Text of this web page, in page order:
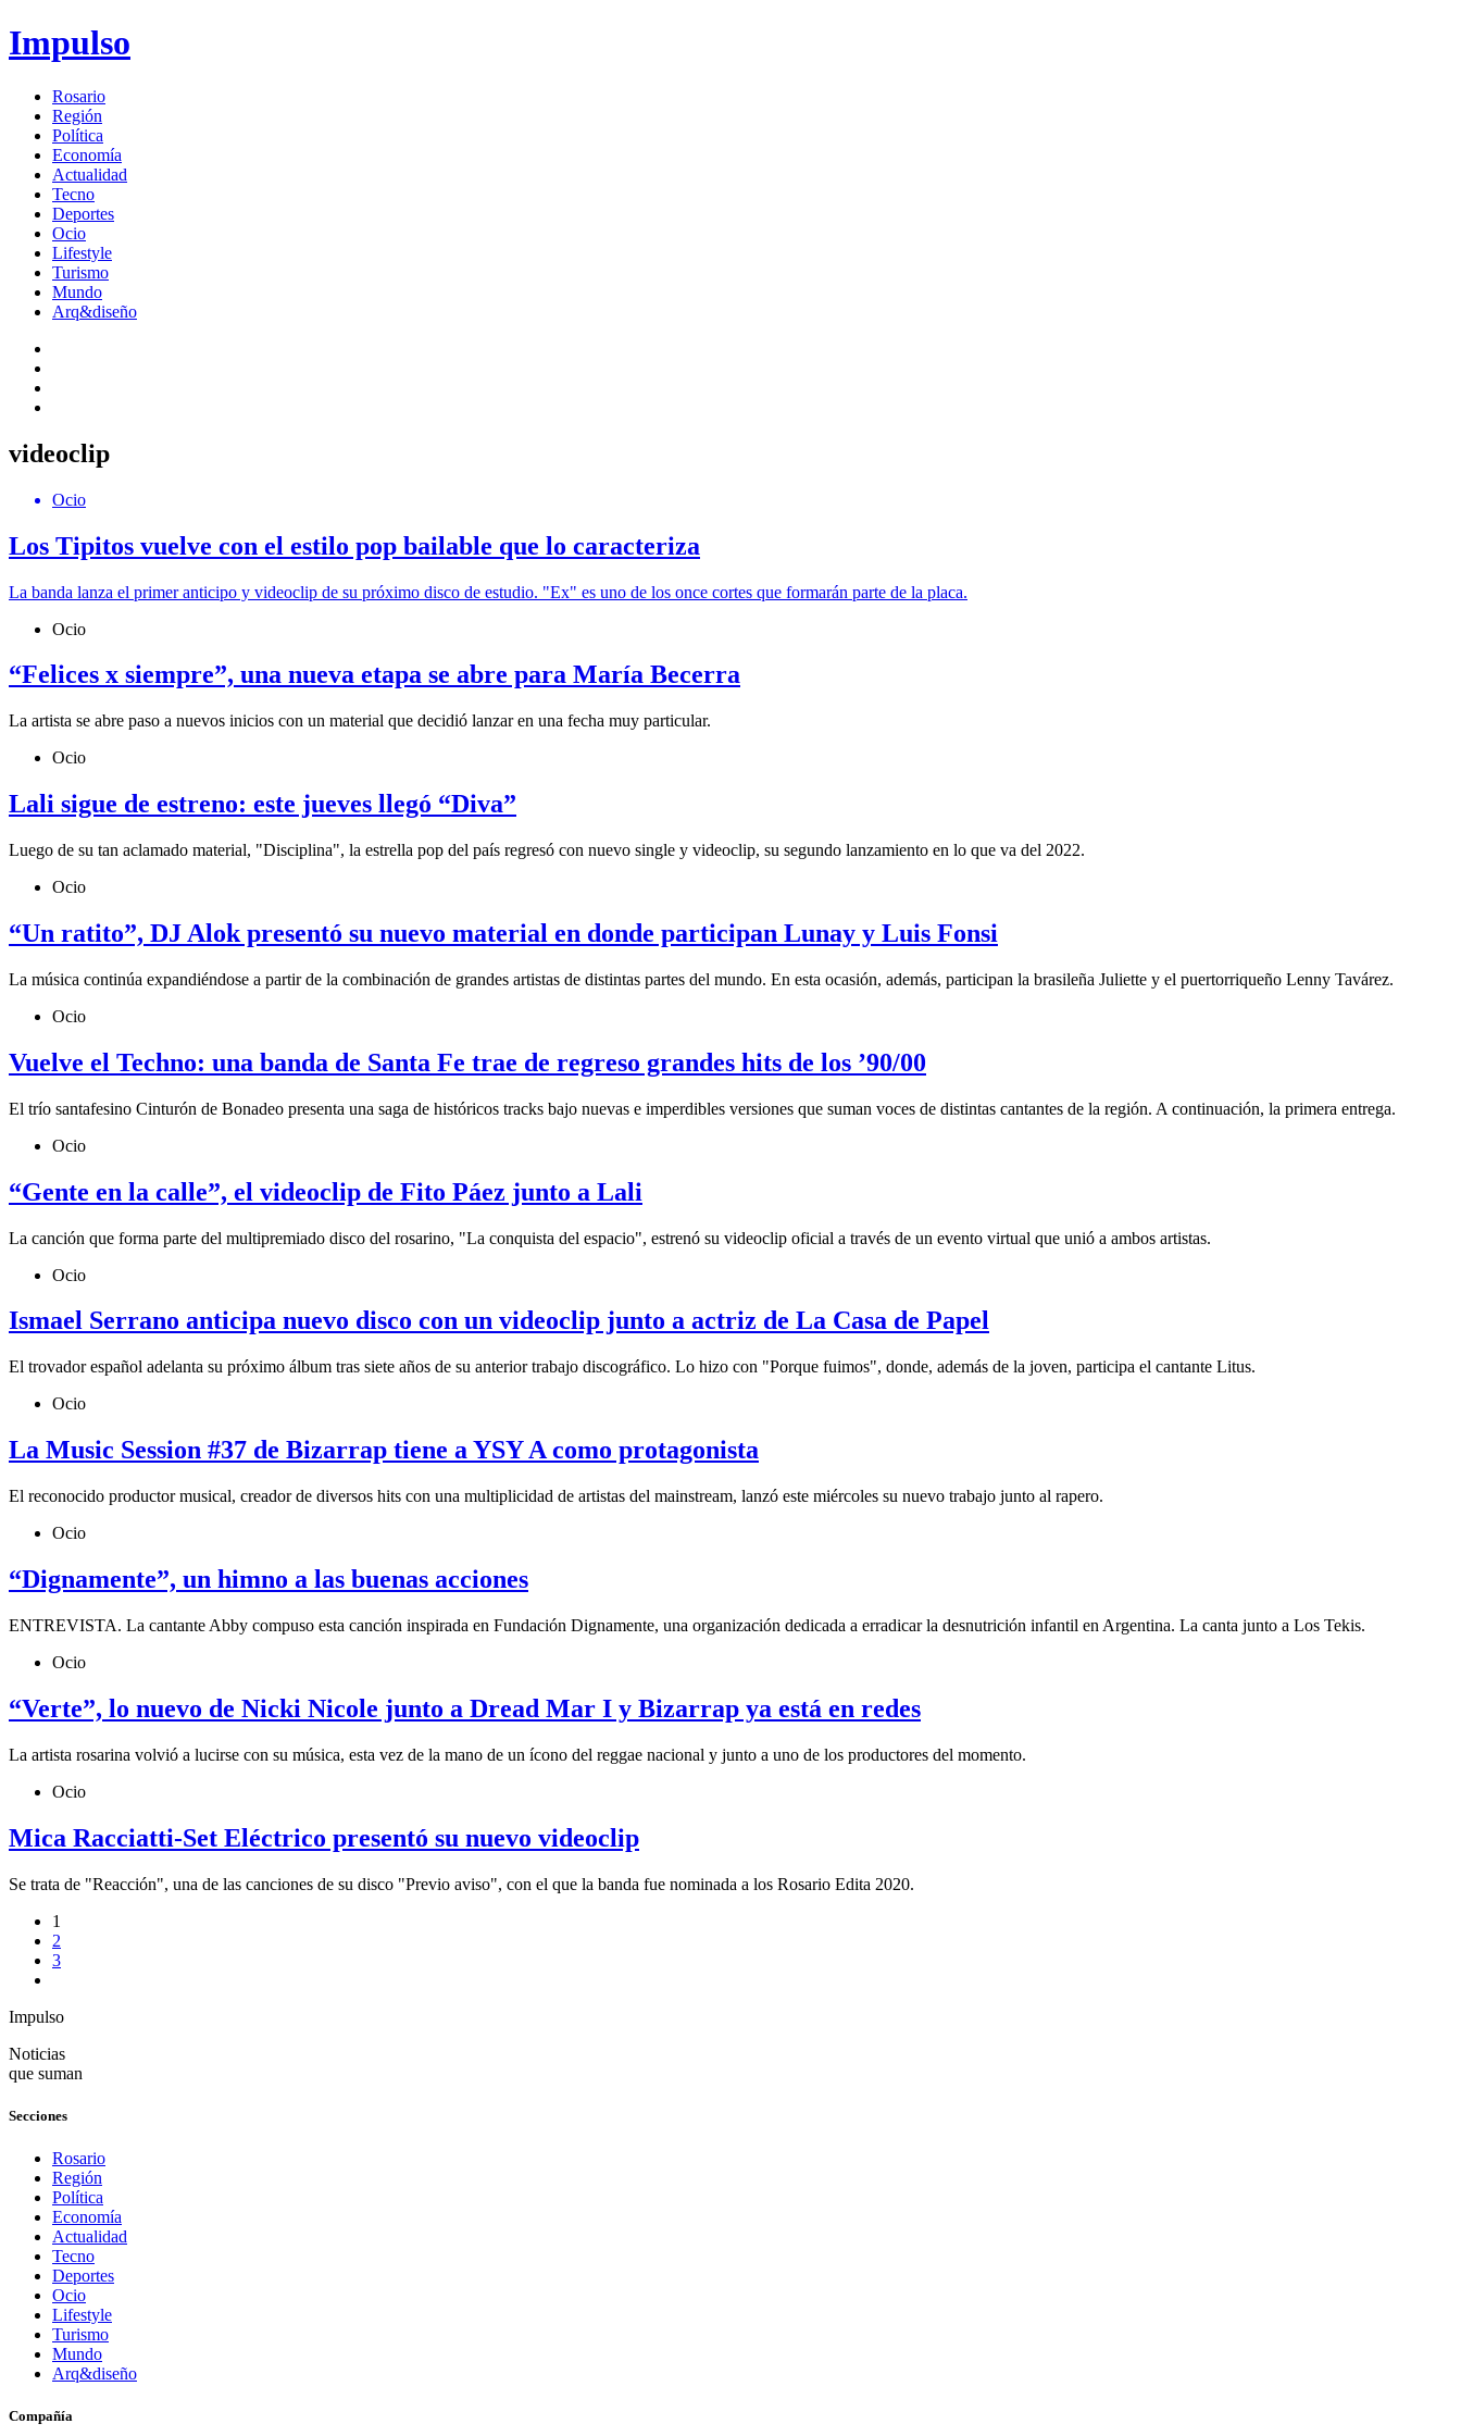
Impulso
Rosario
Región
Política
Economía
Actualidad
Tecno
Deportes
Ocio
Lifestyle
Turismo
Mundo
Arq&diseño
videoclip
Ocio
Los Tipitos vuelve con el estilo pop bailable que lo caracteriza
La banda lanza el primer anticipo y videoclip de su próximo disco de estudio. "Ex" es uno de los once cortes que formarán parte de la placa.
Ocio
“Felices x siempre”, una nueva etapa se abre para María Becerra
La artista se abre paso a nuevos inicios con un material que decidió lanzar en una fecha muy particular.
Ocio
Lali sigue de estreno: este jueves llegó “Diva”
Luego de su tan aclamado material, "Disciplina", la estrella pop del país regresó con nuevo single y videoclip, su segundo lanzamiento en lo que va del 2022.
Ocio
“Un ratito”, DJ Alok presentó su nuevo material en donde participan Lunay y Luis Fonsi
La música continúa expandiéndose a partir de la combinación de grandes artistas de distintas partes del mundo. En esta ocasión, además, participan la brasileña Juliette y el puertorriqueño Lenny Tavárez.
Ocio
Vuelve el Techno: una banda de Santa Fe trae de regreso grandes hits de los ’90/00
El trío santafesino Cinturón de Bonadeo presenta una saga de históricos tracks bajo nuevas e imperdibles versiones que suman voces de distintas cantantes de la región. A continuación, la primera entrega.
Ocio
“Gente en la calle”, el videoclip de Fito Páez junto a Lali
La canción que forma parte del multipremiado disco del rosarino, "La conquista del espacio", estrenó su videoclip oficial a través de un evento virtual que unió a ambos artistas.
Ocio
Ismael Serrano anticipa nuevo disco con un videoclip junto a actriz de La Casa de Papel
El trovador español adelanta su próximo álbum tras siete años de su anterior trabajo discográfico. Lo hizo con "Porque fuimos", donde, además de la joven, participa el cantante Litus.
Ocio
La Music Session #37 de Bizarrap tiene a YSY A como protagonista
El reconocido productor musical, creador de diversos hits con una multiplicidad de artistas del mainstream, lanzó este miércoles su nuevo trabajo junto al rapero.
Ocio
“Dignamente”, un himno a las buenas acciones
ENTREVISTA. La cantante Abby compuso esta canción inspirada en Fundación Dignamente, una organización dedicada a erradicar la desnutrición infantil en Argentina. La canta junto a Los Tekis.
Ocio
“Verte”, lo nuevo de Nicki Nicole junto a Dread Mar I y Bizarrap ya está en redes
La artista rosarina volvió a lucirse con su música, esta vez de la mano de un ícono del reggae nacional y junto a uno de los productores del momento.
Ocio
Mica Racciatti-Set Eléctrico presentó su nuevo videoclip
Se trata de "Reacción", una de las canciones de su disco "Previo aviso", con el que la banda fue nominada a los Rosario Edita 2020.
1
2
3
Impulso
Noticias
que suman
Secciones
Rosario
Región
Política
Economía
Actualidad
Tecno
Deportes
Ocio
Lifestyle
Turismo
Mundo
Arq&diseño
Compañía